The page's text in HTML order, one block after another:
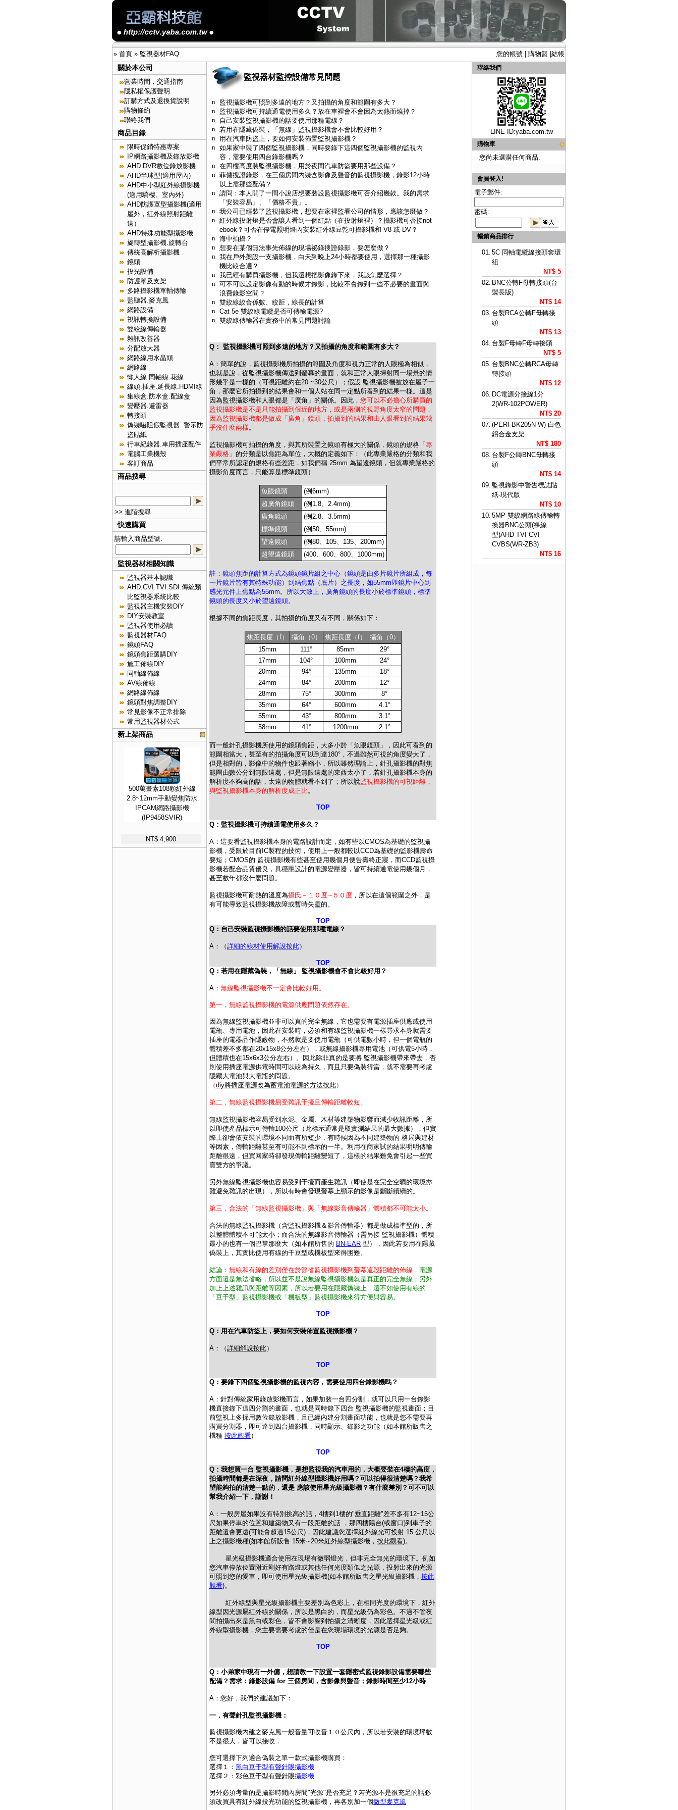
» 首頁 » 監視器材FAQ 您的帳號 購物籃 結帳
關於本公司
營業時間．交通指南
隱私權保護聲明
訂購方式及退換貨說明
購物條約
聯絡我們
商品目錄
限時促銷特惠專案
IP網路攝影機及錄放影機
AHD DVR數位錄放影機
AHD半球型(適用屋內)
AHD中小型紅外線攝影機
(適用騎樓、室內外)
AHD防護罩型攝影機(適用
屋外，紅外線照射距離
遠）
AHD特殊功能型攝影機
旋轉型攝影機.旋轉台
傳統高解析攝影機
鏡頭
投光設備
防護罩及支架
多路攝影機單軸傳輸
監聽器.麥克風
網路設備
視訊轉換設備
雙絞線傳輸器
雜訊改善器
分配放大器
網路線用水晶頭
網路線
懶人線.同軸線.花線
線頭.插座.延長線.HDMI線
集線盒.防水盒.配線盒
變壓器.避雷器
轉接頭
偽裝嚇阻假監視器. 警示防
盜貼紙
行車紀錄器.車用插座配件
電腦工業機殼
客訂商品
商品搜尋
>> 進階搜尋
快速購買
請輸入商品型號.
監視器材相關知識
監視器基本認識
AHD.CVI.TVI.SDI.傳統類
比監視器系統比較
監視器主機安裝DIY
DIY安裝教室
監視器使用必讀
監視器材FAQ
鏡頭FAQ
鏡頭焦距選購DIY
施工佈線DIY
同軸線佈線
AV線佈線
網路線佈線
鏡頭對焦調整DIY
常見影像不正常排除
常用監視器材公式
新上架商品
500萬畫素108顆紅外線
2.8~12mm手動變焦防水
IPCAM網路攝影機
(IP9458SVIR)
NT$ 4,900
監視器材監控設備常見問題
n
監視攝影機可照到多遠的地方？又拍攝的角度和範圍有多大？
n
監視攝影機可持續通電使用多久？放在車裡會不會因為太熱而燒掉？
n
自己安裝監視攝影機的話要使用那種電線？
n 若用在隱藏偽裝，「無線」監視攝影機會不會比較好用？
n
用在汽車防盜上，要如何安裝佈置監視攝影機？
n 如果家中裝了四個監視攝影機，同時要錄下這四個監視攝影機的監視內
容，需要使用四台錄影機嗎？
n 在四樓高度裝監視攝影機，用於夜間汽車防盜要用那些設備？
n 菲傭搜證錄影，在三個房間內裝含影像及聲音的監視攝影機，錄影12小時
以上需那些配備？
n 請問：本人開了一間小說店想要裝設監視攝影機可否介紹幾款。我的需求
「安裝容易」、「價格不貴」。
n 我公司已經裝了監視攝影機，想要在家裡監看公司的情形，應該怎麼做？
n 紅外線投射燈是否會讓人看到一個紅點（在投射燈裡）？攝影機可否接not
ebook？可否在停電照明燈內安裝紅外線豆乾可攝影機和 V8 或 DV？
n 海中拍攝？
n 想要在某個無法事先佈線的現場祕錄搜證錄影，要怎麼做？
n 我在戶外架設一支攝影機，白天到晚上24小時都要使用，選擇那一種攝影
機比較合適？
n 我已經有購買攝影機，但我還想把影像錄下來，我該怎麼選擇？
n 可不可以設定影像有動的時候才錄影，比較不會錄到一些不必要的畫面與
浪費錄影空間？
n 雙絞線絞合係數、絞距，線長的計算
n Cat 5e 雙絞線電纜是否可傳輸電源?
n 雙絞線傳輸器在實務中的常見問題討論
Q： 監視攝影機可照到多遠的地方？又拍攝的角度和範圍有多大？
A：簡單的說，監視攝影機所拍攝的範圍及角度和視力正常的人眼極為相似，
也就是說，從監視攝影機傳送到螢幕的畫面，就和正常人眼掃射同一場景的情
形幾乎是一樣的（可視距離約在20 ~30公尺）；假設 監視攝影機被放在屋子一
角，那麼它所拍攝到的結果會和一個人站在同一定點所看到的結果一様。這是
因為監視攝影機和人眼都是「廣角」的關係。因此， 您可以不必擔心所購買的
監視攝影機是不是只能拍攝到佷近的地方，或是兩側的視野角度太窄的問題，
因為監視攝影機都是做成「廣角」鏡頭，拍攝到的結果和由人眼看到的結果幾
乎沒什麼兩樣 。
監視攝影機可拍攝的角度，與其所裝置之鏡頭有極大的關係，鏡頭的規格 「專
業嚴格」 的分類是以焦距為單位，大概的定義如下：（此專業嚴格的分類和我
們平常所認定的規格有些差距，如我們稱 25mm 為望遠鏡頭，但就專業嚴格的
攝影角度而言，只能算是標準鏡頭）
魚眼鏡頭
(例6mm)
超廣角鏡頭
(例1.8、2.4mm)
廣角鏡頭
(例2.8、3.5mm)
標準鏡頭
(例50、55mm)
望遠鏡頭
(例80、105、135、200mm)
超望遠鏡頭
(400、600、800、1000mm)
註：鏡頭焦距的計算方式為鏡頭鏡片組之中心（鏡頭是由多片鏡片所組成，每
一片鏡片皆有其特殊功能）到結焦點（底片）之長度，如55mm即鏡片中心到
感光元件上焦點為55mm。所以大致上，廣角鏡頭的長度小於標準鏡頭，標準
鏡頭的長度又小於望遠鏡頭。
根據不同的焦距長度，其拍攝的角度又有不同，關係如下：
焦距長度（f） 攝角（θ） 焦距長度（f）
攝角（θ）
15mm
111° 85mm
29°
17mm
104° 100mm
24°
20mm
94° 135mm
18°
24mm
84° 200mm
12°
28mm
75° 300mm
8°
35mm
64° 600mm
4.1°
55mm
43° 800mm
3.1°
58mm
41° 1200mm 2.1°
而一般針孔攝影機所使用的鏡頭焦距，大多小於「魚眼鏡頭」，因此可看到的
範圍相當大，甚至有的拍攝角度可以到達180° ，不過雖然可視的角度變大了，
但是相對的，影像中的物件也跟著縮小，所以雖然理論上，針孔攝影機的對焦
範圍由數公分到無限遠處，但是無限遠處的東西太小了，若針孔攝影機本身的
解析度不夠高的話，太遠的物體就看不到了；所以說監視攝影機的可視距離，
與監視攝影機本身的解析度成正比。
TOP
Q： 監視攝影機可持續通電使用多久？
A：這要看監視攝影機本身的電路設計而定，如有些以CMOS為基礎的監視攝
影機，受限於目前IC製程的技術，使用上一般都較以CCD為基礎的監影機壽命
要短；CMOS的 監視攝影機有些甚至使用幾個月便告壽終正寢，而CCD監視攝
影機若配合品質優良，具穩壓設計的電源變壓器，皆可持續通電使用幾個月，
甚至數年都沒什麼問題。
監視攝影機可耐熱的溫度為攝氏－１０度∼５０度 ，所以在這個範圍之外，是
有可能導致監視攝影機故障或暫時失靈的。
TOP
Q：自己安裝監視攝影機的話要使用那種電線？
A：（詳細的線材使用解說按此）
TOP
Q：若用在隱藏偽裝，「無線」 監視攝影機會不會比較好用？
A： 無線監視攝影機不一定會比較好用。
第一，無線監視攝影機的電源供應問題依然存在。
因為無線監視攝影機並非可以真的完全無線，它也需要有電源插座供應或使用
電瓶、專用電池，因此在安裝時，必須和有線監視攝影機一樣尋求本身就需要
插座的電器品作隱蔽物，不然就是要使用電瓶（可供電數小時，但一個電瓶的
體積差不多都在20x15x8公分左右），或無線攝影機專用電池（可供電5小時，
但體積也在15x6x3公分左右）。因此除非真的是要將 監視攝影機帶來帶去，否
則使用插座電源供電時間可以較為持久，而且只要偽裝得當，就不需要再考慮
隱藏大電池與大電瓶的問題。
（diy將插座電源改為蓄電池電源的方法按此）
第二，無線監視攝影機易受雜訊干擾且傳輸距離較短。
無線監視攝影機容易受到水泥、金屬、木材等建築物影響而減少收訊距離，所
以即使產品標示可傳輸100公尺（此標示通常是取實測結果的最大數據），但實
際上卻會依安裝的環境不同而有所短少，有時候因為不同建築物的 格局與建材
等因素，傳輸距離甚至有可能不到標示的一半。利用在商家試的結果明明傳輸
距離很遠，但買回家時卻發現傳輸距離變短了，這樣的結果難免會引起一些買
賣雙方的爭議。
另外無線監視攝影機也容易受到干擾而產生雜訊（即使是在完全空曠的環境亦
難避免雜訊的出現），所以有時會發現螢幕上顯示的影像是斷斷續續的。
第三，合法的「無線監視攝影機」與「無線影音傳輸器」體積都不可能太小。
合法的無線監視攝影機（含監視攝影機＆影音傳輸器）都是做成標準型的，所
以整體體積不可能太小；而合法的無線影音傳輸器（需另接 監視攝影機）體積
最小的也有一個巴掌那麼大（如本館所售的 BN-EAR 型），因此若要用在隱藏
偽裝上，其實比使用有線的干豆型或機板型來得困難。
結論： 無線和有線的差別僅在於節省監視攝影機到螢幕這段距離的佈線 ，電源
方面還是無法省略，所以並不是說無線監視攝影機就是真正的完全無線；另外
加上上述雜訊與距離等因素，所以若要用在隱藏偽裝上，還不如使用有線的
「豆干型」監視攝影機或「機板型」監視攝影機來得方便與容易。
TOP
Q：用在汽車防盜上，要如何安裝佈置監視攝影機？
A：（詳細解說按此）
TOP
Q：要錄下四個監視攝影機的監視內容，需要使用四台錄影機嗎？
A： 針對傳統家用錄放影機而言，如果加裝一台四分割，就可以只用一台錄影
機直接錄下這四分割的畫面，也就是同時錄下四台 監視攝影機的監視畫面；目
前監視上多採用數位錄放影機，且已經內建分割畫面功能，也就是您不需要再
購買分割器，即可達到四台攝影機，同時顯示、錄影之功能（如本館所販售之
機種 按此觀看）
TOP
Q： 我想買一台 監視攝影機，是想監視我的汽車用的，大概要裝在4樓的高度，
拍攝時間都是在深夜，請問紅外線型攝影機好用嗎？可以拍得很清楚嗎？我希
望能夠拍的清楚一點的，還是 應該使用星光級攝影機？有什麼差別？可不可以
幫我介紹一下，謝謝！
A：一般房屋如果沒有特別挑高的話，4樓到1樓的"垂直距離"差不多有12~15公
尺如果停車的位置和建築物又有一段距離的話 ，那四樓陽台(或窗口)到車子的
距離還會更遠(可能會超過15公尺)，因此建議您選擇紅外線光可投射 15 公尺以
上之攝影機種(如本館所販售 15米∼20米紅外線型攝影機， 按此觀看)。
星光級攝影機適合使用在現場有微弱燈光，但非完全無光的環境下。例如
您汽車停放位置附近剛好有路燈或其他任何光度類似之光源，投射出來的光源
可照到您的愛車，即可使用星光級攝影機(如本館所販售之星光級攝影機， 按此
觀看)。
紅外線型與星光級攝影機主要差別為色彩上，在相同光度的環境下，紅外
線型因光源屬紅外線的關係，所以是黑白的，而星光級仍為彩色。不過不管夜
間拍攝出來是黑白或彩色，皆不會影響到拍攝之清晰度，因此選擇星光級或紅
外線型攝影機，您主要需要考慮的僅是在您現場環境的光源是否足夠。
TOP
Q： 小弟家中現有一外傭，想請教一下設置一套隱密式監視錄影設備需要哪些
配備？需求：錄影設備 for 三個房間，含影像與聲音；錄影時間至少12小時
A：您好，我們的建議如下：
一．有聲針孔監視攝影機：
監視攝影機內建之麥克風一般音量可收音１０公尺內，所以若安裝的環境坪數
不是很大，皆可以接收．
您可選擇下列適合偽裝之單一款式攝影機購買：
選擇１： 黑白豆干型有聲針眼攝影機
選擇２： 彩色豆干型有聲針眼攝影機
另外必須考量的是攝影時間內房間"光源"是否充足？若光源不是很充足的話必
須改買具有紅外線投光功能的監視攝影機，再各別加一個微型麥克風
聯絡我們
LINE ID:yaba.com.tw
購物車
您尚未選購任何商品.
會員登入!
電子郵件:
密碼:
暢銷商品排行
01. 5C 同軸電纜線接頭套環
組
NT$ 5
02. BNC公轉F母轉接頭(台
製長版)
NT$ 14
03. 台製RCA公轉F母轉接
頭
NT$ 13
04. 台製F母轉F母轉接頭
NT$ 5
05. 台製BNC公轉RCA母轉
轉接頭
NT$ 12
06. DC電源分接線1分
2(WR-102POWER)
NT$ 20
07. (PERI-BK205N-W) 白色
鋁合金支架
NT$ 180
08. 台製F公轉BNC母轉接
頭
NT$ 14
09. 監視錄影中警告標誌貼
紙-現代版
NT$ 10
10. 5MP 雙絞網路線傳輸轉
換器BNC公頭(祼線
型)AHD TVI CVI
CVBS(WR-ZB3)
NT$ 16